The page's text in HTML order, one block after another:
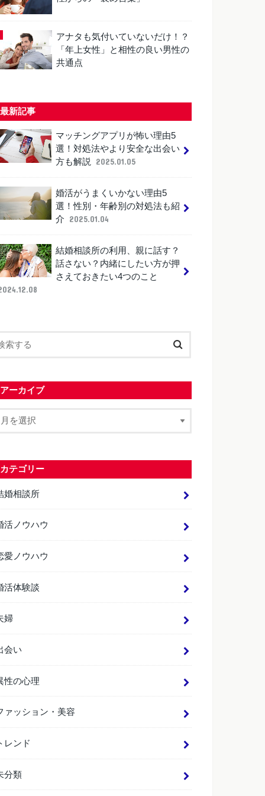
アナタも気付いていないだけ！？
「年上女性」と相性の良い男性の
共通点
最新記事
マッチングアプリが怖い理由5
選！対処法やより安全な出会い
方も解説 2025.01.05
婚活がうまくいかない理由5
選！性別・年齢別の対処法も紹
介
2025.01.04
結婚相談所の利用、親に話す？
話さない？内緒にしたい方が押
さえておきたい4つのこと
アーカイブ
カテゴリー
婚相談所
活ノウハウ
愛ノウハウ
活体験談
婦
会い
性の心理
ァッション・美容
レンド
分類